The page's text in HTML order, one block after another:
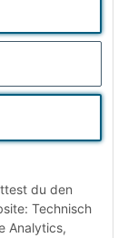
du den
Technisch
Analytics,